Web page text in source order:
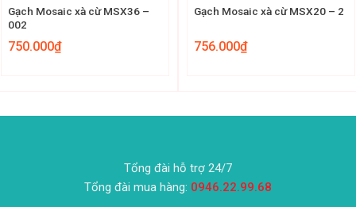
Gạch Mosaic xà cừ MSX36 –
002
750.000₫
Gạch Mosaic xà cừ MSX20 – 2
756.000₫
Tổng đài hỗ trợ 24/7
Tổng đài mua hàng: 0946.22.99.68